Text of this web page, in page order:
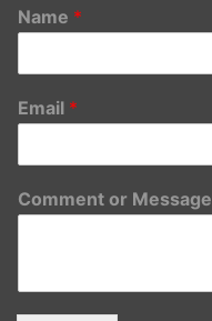
Name *
Email *
Comment or Message